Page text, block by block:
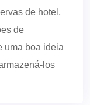
de hotel,
de
uma boa ideia
los